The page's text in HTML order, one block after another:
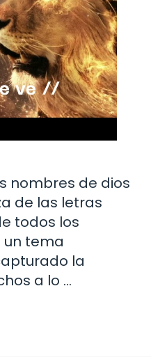
nombres de dios
de las letras
todos los
un tema
la
a lo …